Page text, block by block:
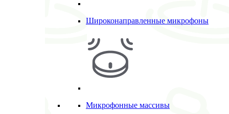
Широконаправленные микрофоны
Микрофонные массивы